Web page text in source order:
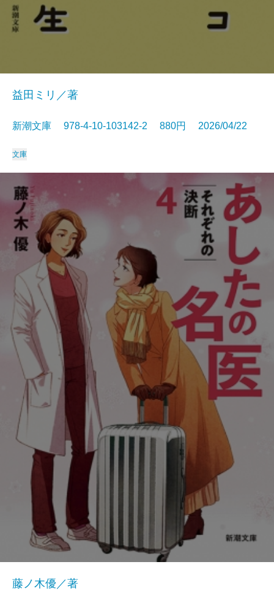
益田ミリ／著
新潮文庫 978-4-10-103142-2 880円 2026/04/22
文庫
藤ノ木優／著